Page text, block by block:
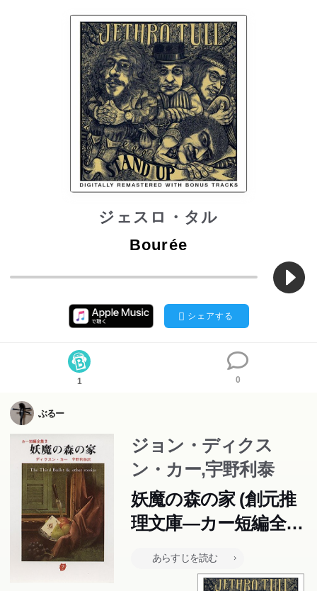
ジェスロ・タル
Bourée
シェアする
1 0
ぶるー
ジョン・ディクス
ン・カー,宇野利泰
妖魔の森の家 (創元推
理文庫―カー短編全集
2 (118‐2))
あらすじを読む
この本のあらすじは準備中です。Amazonで読むこともでき